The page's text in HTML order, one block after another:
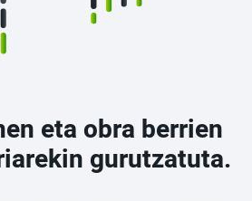
eta obra berrien
gurutzatuta.